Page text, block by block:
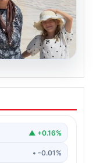
▲ +0.16%
• -0.01%